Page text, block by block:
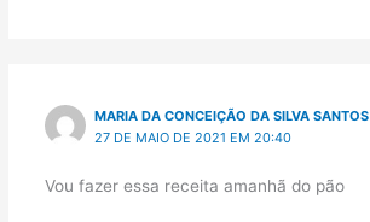
MARIA DA CONCEIÇÃO DA SILVA SANTOS
27 DE MAIO DE 2021 EM 20:40
Vou fazer essa receita amanhã do pão